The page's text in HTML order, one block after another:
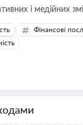
і медійних
бізнесу,
угод і
діяльності
Фінансові